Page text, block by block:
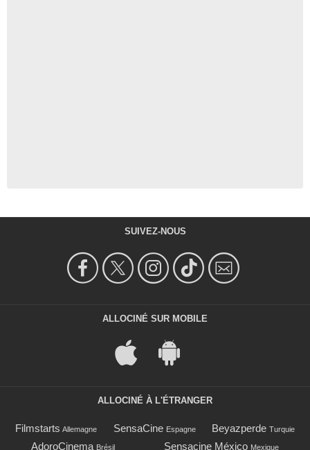
SUIVEZ-NOUS
ALLOCINÉ SUR MOBILE
ALLOCINÉ À L'ÉTRANGER
Filmstarts Allemagne SensaCine Espagne Beyazperde Turquie
AdoroCinema Brésil Sensacine México Mexique